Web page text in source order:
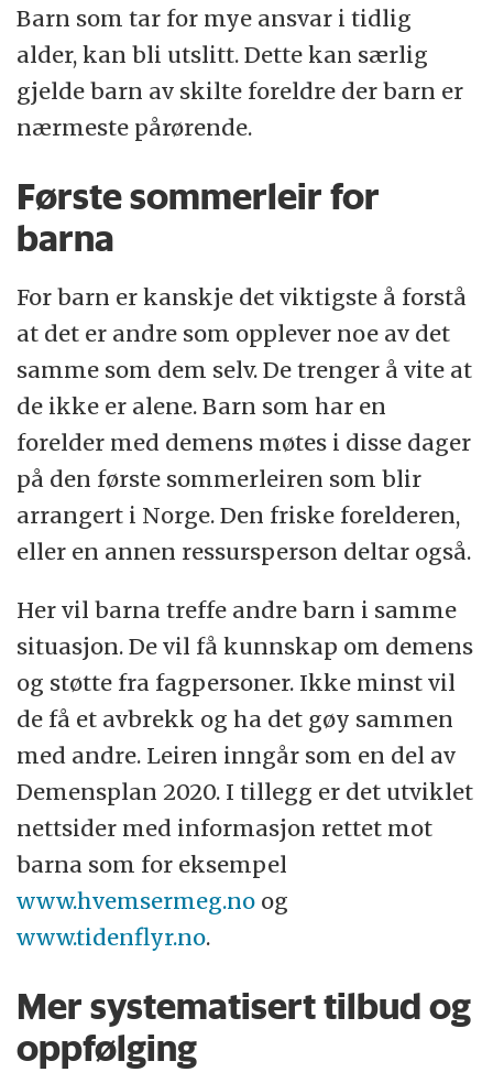
Barn som tar for mye ansvar i tidlig
alder, kan bli utslitt. Dette kan særlig
gjelde barn av skilte foreldre der barn er
nærmeste pårørende.
Første sommerleir for
barna
For barn er kanskje det viktigste å forstå
at det er andre som opplever noe av det
samme som dem selv. De trenger å vite at
de ikke er alene. Barn som har en
forelder med demens møtes i disse dager
på den første sommerleiren som blir
arrangert i Norge. Den friske forelderen,
eller en annen ressursperson deltar også.
Her vil barna treffe andre barn i samme
situasjon. De vil få kunnskap om demens
og støtte fra fagpersoner. Ikke minst vil
de få et avbrekk og ha det gøy sammen
med andre. Leiren inngår som en del av
Demensplan 2020. I tillegg er det utviklet
nettsider med informasjon rettet mot
barna som for eksempel
www.hvemsermeg.no og
www.tidenflyr.no.
Mer systematisert tilbud og
oppfølging